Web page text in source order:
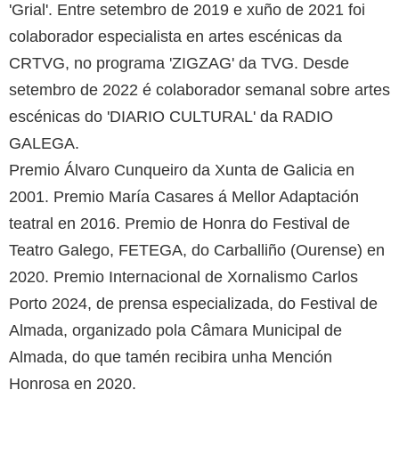
'Grial'. Entre setembro de 2019 e xuño de 2021 foi
colaborador especialista en artes escénicas da
CRTVG, no programa 'ZIGZAG' da TVG. Desde
setembro de 2022 é colaborador semanal sobre artes
escénicas do 'DIARIO CULTURAL' da RADIO
GALEGA.
Premio Álvaro Cunqueiro da Xunta de Galicia en
2001. Premio María Casares á Mellor Adaptación
teatral en 2016. Premio de Honra do Festival de
Teatro Galego, FETEGA, do Carballiño (Ourense) en
2020. Premio Internacional de Xornalismo Carlos
Porto 2024, de prensa especializada, do Festival de
Almada, organizado pola Câmara Municipal de
Almada, do que tamén recibira unha Mención
Honrosa en 2020.